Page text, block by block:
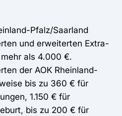
Pfalz/Saarland
und erweiterten Extra-
als 4.000 €.
der AOK Rheinland-
bis zu 360 € für
1.150 € für
bis zu 200 € für